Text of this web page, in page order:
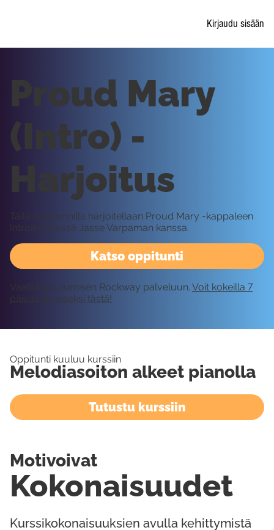
Kirjaudu sisään
Katso oppitunti
Proud Mary
(Intro) -
Harjoitus
Tällä oppitunnilla harjoitellaan Proud Mary -kappaleen
Introa yhdessä Jasse Varpaman kanssa.
Vaatii kirjautumisen Rockway palveluun. Voit kokeilla 7
päivää ilmaiseksi tästä!
Oppitunti kuuluu kurssiin
Melodiasoiton alkeet pianolla
Tutustu kurssiin
Kurssikokonaisuuksien avulla kehittymistä
Kokonaisuudet
Motivoivat